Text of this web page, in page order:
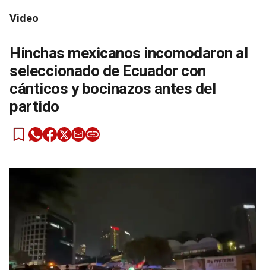
Video
Hinchas mexicanos incomodaron al
seleccionado de Ecuador con
cánticos y bocinazos antes del
partido